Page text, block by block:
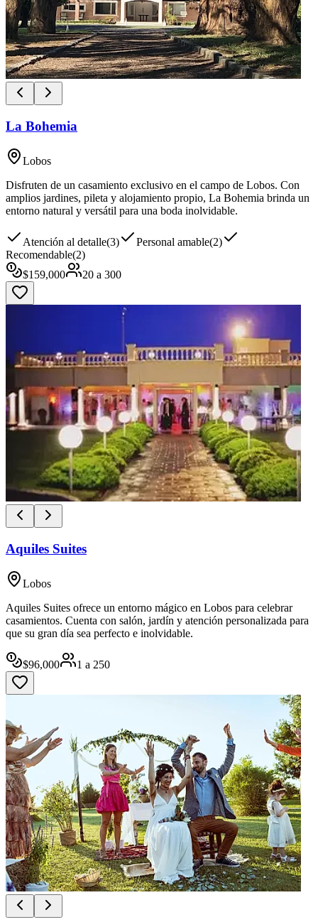
La Bohemia
Lobos
Disfruten de un casamiento exclusivo en el campo de Lobos. Con
amplios jardines, pileta y alojamiento propio, La Bohemia brinda un
entorno natural y versátil para una boda inolvidable.
Atención al detalle(3) Personal amable(2)
Recomendable(2)
$159,000 20 a 300
Aquiles Suites
Lobos
Aquiles Suites ofrece un entorno mágico en Lobos para celebrar
casamientos. Cuenta con salón, jardín y atención personalizada para
que su gran día sea perfecto e inolvidable.
$96,000 1 a 250